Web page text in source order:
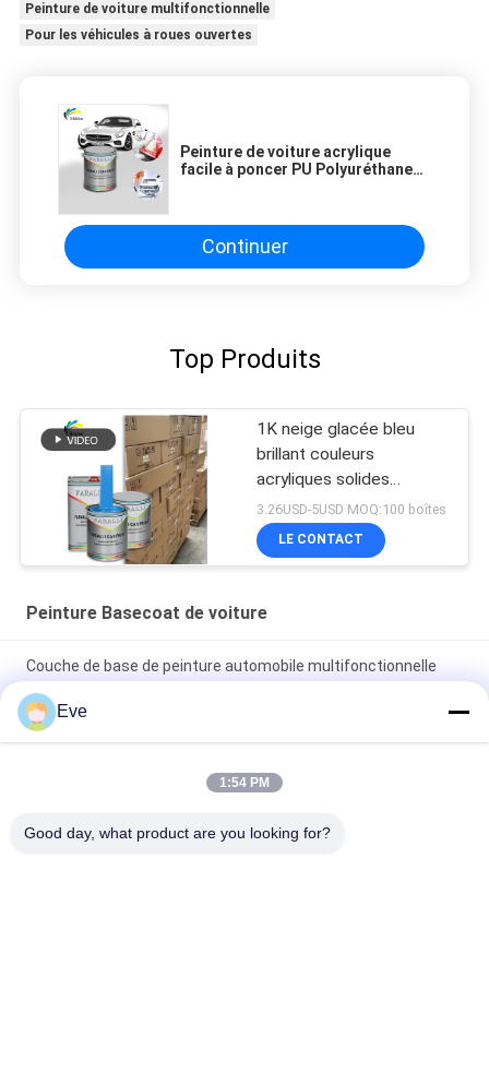
Peinture de voiture multifonctionnelle
Pour les véhicules à roues ouvertes
Peinture de voiture acrylique
facile à poncer PU Polyuréthane
automobile
Continuer
Top Produits
1K neige glacée bleu
brillant couleurs
acryliques solides
Peinture automobile pour
réparation de carrosserie
de voiture d'occasion
3.26USD-5USD MOQ:100 boîtes
LE CONTACT
Peinture Basecoat de voiture
Couche de base de peinture automobile multifonctionnelle
résistante aux UV
Vêtements à base claire pour automobile à l' épreuve du
acrylique résistant aux intempéries
Eve
1:54 PM
Good day, what product are you looking for?